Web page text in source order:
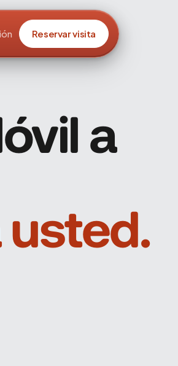
Reservar visita
a
usted.